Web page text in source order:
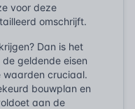
voor deze
omschrijft.
Dan is het
geldende eisen
cruciaal.
bouwplan en
aan de